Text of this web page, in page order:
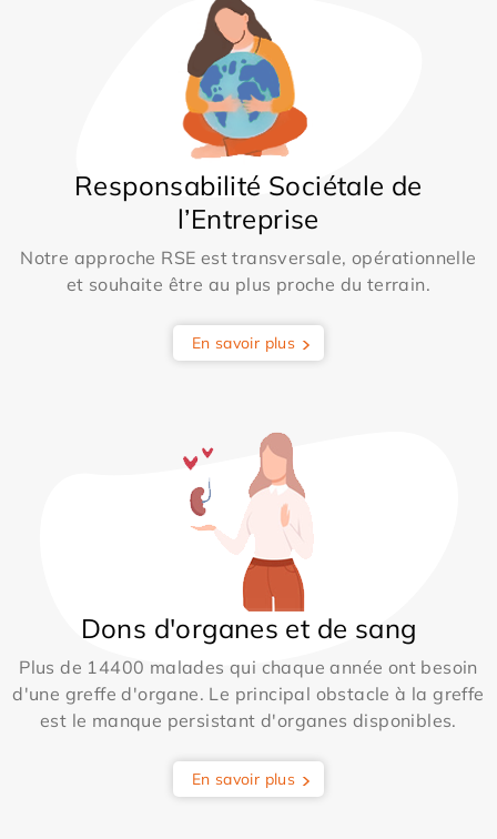
Responsabilité Sociétale de
l’Entreprise
Notre approche RSE est transversale, opérationnelle
et souhaite être au plus proche du terrain.
En savoir plus
Dons d'organes et de sang
Plus de 14400 malades qui chaque année ont besoin
d'une greffe d'organe. Le principal obstacle à la greffe
est le manque persistant d'organes disponibles.
En savoir plus